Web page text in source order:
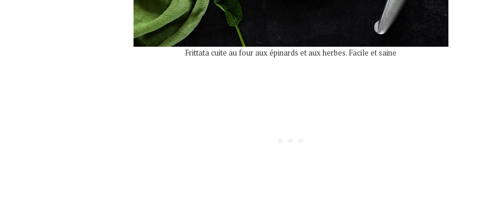
Frittata cuite au four aux épinards et aux herbes. Facile et saine